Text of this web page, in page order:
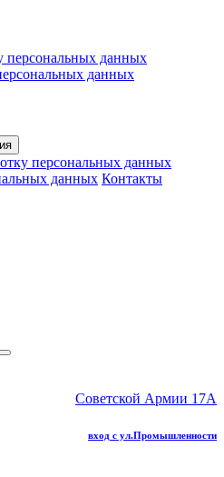
персональных данных
данных
персональных данных
данных Контакты
Советской Армии 17А
вход с ул.Промышленности